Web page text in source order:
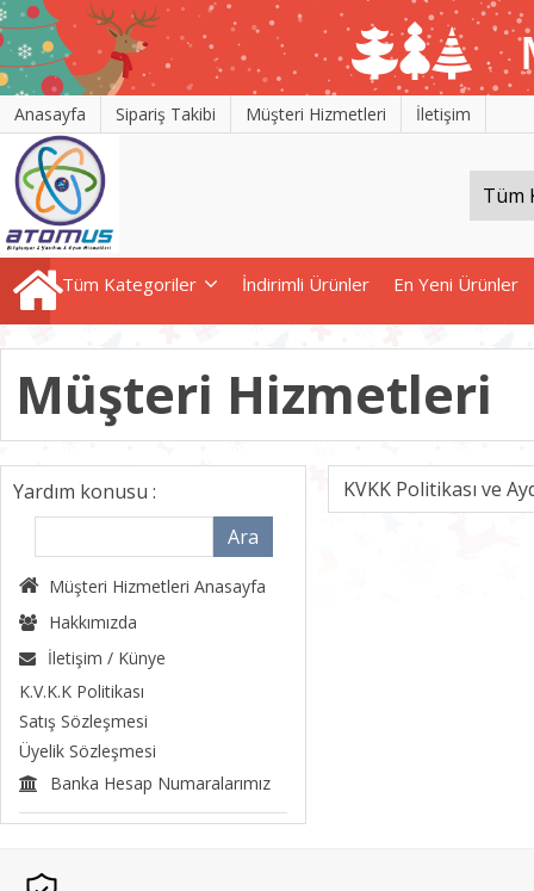
Anasayfa Sipariş Takibi Müşteri Hizmetleri İletişim
Tüm Kategoriler İndirimli Ürünler En Yeni Ürünler
Müşteri Hizmetleri
Yardım konusu :
Müşteri Hizmetleri Anasayfa
Hakkımızda
İletişim / Künye
K.V.K.K Politikası
Satış Sözleşmesi
Üyelik Sözleşmesi
Banka Hesap Numaralarımız
KVKK Politikası ve